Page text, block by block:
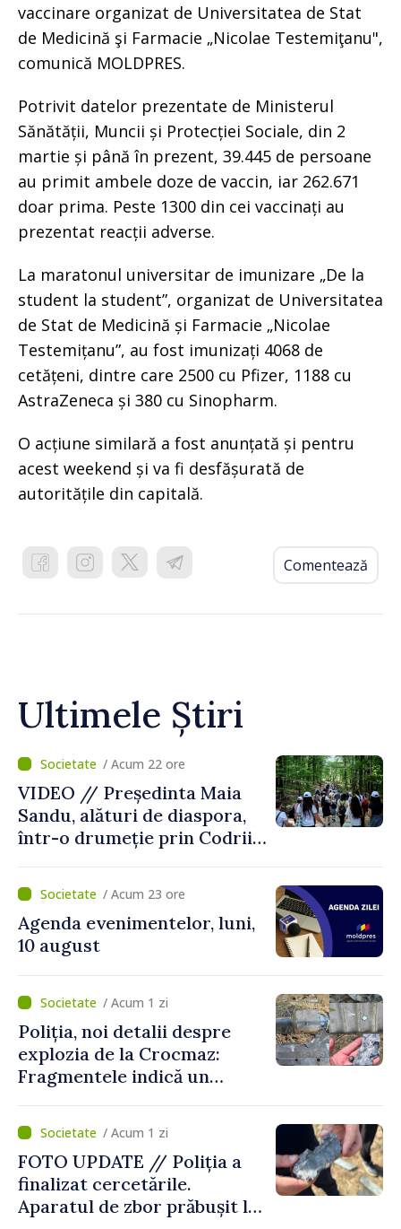
vaccinare organizat de Universitatea de Stat
de Medicină şi Farmacie „Nicolae Testemiţanu",
comunică MOLDPRES.
Potrivit datelor prezentate de Ministerul
Sănătății, Muncii și Protecției Sociale, din 2
martie și până în prezent, 39.445 de persoane
au primit ambele doze de vaccin, iar 262.671
doar prima. Peste 1300 din cei vaccinați au
prezentat reacții adverse.
La maratonul universitar de imunizare „De la
student la student”, organizat de Universitatea
de Stat de Medicină și Farmacie „Nicolae
Testemițanu”, au fost imunizați 4068 de
cetățeni, dintre care 2500 cu Pfizer, 1188 cu
AstraZeneca și 380 cu Sinopharm.
O acțiune similară a fost anunțată și pentru
acest weekend și va fi desfășurată de
autoritățile din capitală.
Comentează
Ultimele Știri
/ Acum 22 ore
VIDEO // Președinta Maia
Sandu, alături de diaspora,
într-o drumeție prin Codrii
descoperi”
/ Acum 23 ore
Agenda evenimentelor, luni,
10 august
/ Acum 1 zi
Poliția, noi detalii despre
explozia de la Crocmaz:
Fragmentele indică un
rachetă”
/ Acum 1 zi
FOTO UPDATE // Poliția a
finalizat cercetările.
Aparatul de zbor prăbușit la